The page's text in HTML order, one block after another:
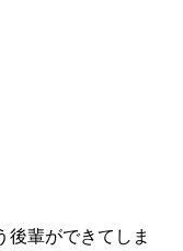
後輩ができてしま